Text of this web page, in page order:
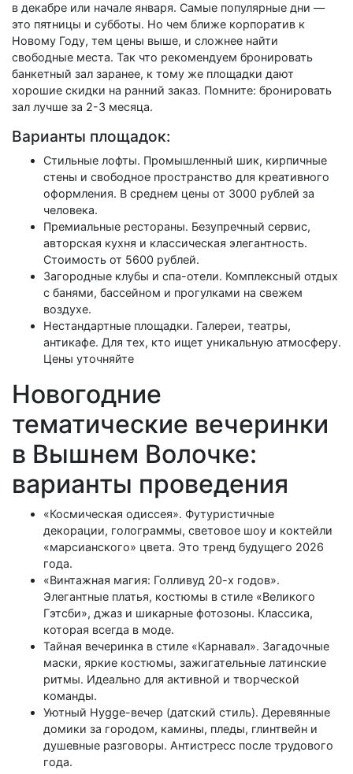
в декабре или начале января. Самые популярные дни —
это пятницы и субботы. Но чем ближе корпоратив к
Новому Году, тем цены выше, и сложнее найти
свободные места. Так что рекомендуем бронировать
банкетный зал заранее, к тому же площадки дают
хорошие скидки на ранний заказ. Помните: бронировать
зал лучше за 2-3 месяца.
Варианты площадок:
Стильные лофты. Промышленный шик, кирпичные
стены и свободное пространство для креативного
оформления. В среднем цены от 3000 рублей за
человека.
Премиальные рестораны. Безупречный сервис,
авторская кухня и классическая элегантность.
Стоимость от 5600 рублей.
Загородные клубы и спа-отели. Комплексный отдых
с банями, бассейном и прогулками на свежем
воздухе.
Нестандартные площадки. Галереи, театры,
антикафе. Для тех, кто ищет уникальную атмосферу.
Цены уточняйте
Новогодние
тематические вечеринки
в Вышнем Волочке:
варианты проведения
«Космическая одиссея». Футуристичные
декорации, голограммы, световое шоу и коктейли
«марсианского» цвета. Это тренд будущего 2026
года.
«Винтажная магия: Голливуд 20-х годов».
Элегантные платья, костюмы в стиле «Великого
Гэтсби», джаз и шикарные фотозоны. Классика,
которая всегда в моде.
Тайная вечеринка в стиле «Карнавал». Загадочные
маски, яркие костюмы, зажигательные латинские
ритмы. Идеально для активной и творческой
команды.
Уютный Hygge-вечер (датский стиль). Деревянные
домики за городом, камины, пледы, глинтвейн и
душевные разговоры. Антистресс после трудового
года.